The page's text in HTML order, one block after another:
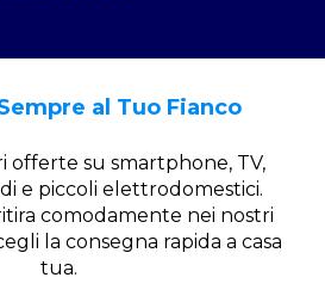
al Tuo Fianco
offerte su smartphone, TV,
e piccoli elettrodomestici.
comodamente nei nostri
la consegna rapida a casa
tua.